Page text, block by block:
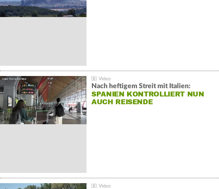
Nach heftigem Streit mit Italien:
SPANIEN KONTROLLIERT NUN
AUCH REISENDE